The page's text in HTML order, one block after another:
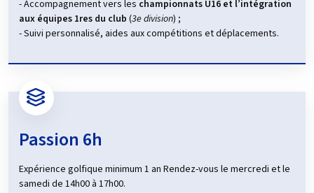
se déroulent à différents niveaux, du club à l’échelle départementale,
régionale, voire nationale, permettant ainsi aux enfants de se mesurer
à d'autres jeunes passionnés et de se fixer de nouveaux défis.
Grâce à unencadrement de qualité et à des infrastructures
pour que votre enfant découvre le golf dans les meilleures conditions
et développe son talent, que ce soit en loisir ou dans une optique de
- Accompagnement vers les championnats U16 et l’intégration
aux équipes 1res du club (3e division) ;
- Suivi personnalisé, aides aux compétitions et déplacements.
Passion 6h
Expérience golfique minimum 1 an Rendez-vous le mercredi et le
samedi de 14h00 à 17h00.